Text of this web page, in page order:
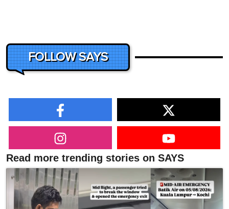
FOLLOW SAYS
Read more trending stories on SAYS